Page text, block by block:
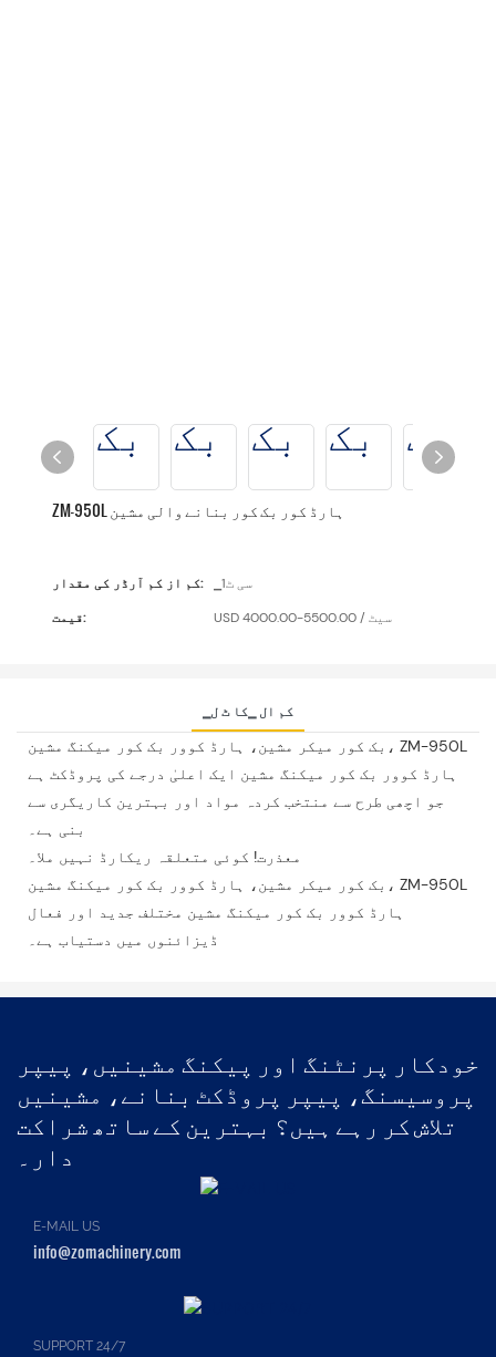
ZM-950L ہارڈ کور بک کور بنانے والی مشین
کم از کم آرڈر کی مقدار:
▁سی ٹ1
قیمت:
USD 4000.00-5500.00 / سیٹ
▁کم ال ▁کا ٹ ل
بک کور میکر مشین، ہارڈ کوور بک کور میکنگ مشین، ZM-950L
ہارڈ کوور بک کور میکنگ مشین ایک اعلیٰ درجے کی پروڈکٹ ہے
جو اچھی طرح سے منتخب کردہ مواد اور بہترین کاریگری سے
بنی ہے۔
معذرت! کوئی متعلقہ ریکارڈ نہیں ملا۔
بک کور میکر مشین، ہارڈ کوور بک کور میکنگ مشین، ZM-950L
ہارڈ کوور بک کور میکنگ مشین مختلف جدید اور فعال
ڈیزائنوں میں دستیاب ہے۔
خودکار پرنٹنگ اور پیکنگ مشینیں، پیپر
پروسیسنگ، پیپر پروڈکٹ بنانے، مشینیں
تلاش کر رہے ہیں؟ بہترین کے ساتھ شراکت
دار۔
E-MAIL US
info@zomachinery.com
SUPPORT 24/7